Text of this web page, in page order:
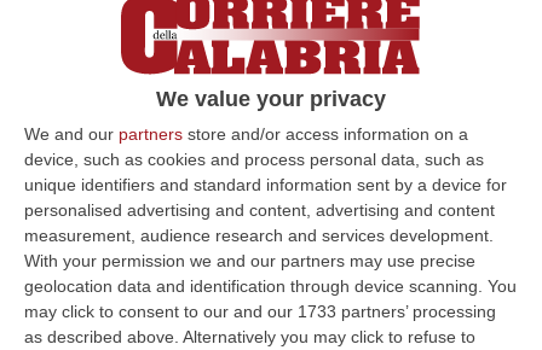
We value your privacy
We and our partners store and/or access information on a
device, such as cookies and process personal data, such as
unique identifiers and standard information sent by a device for
personalised advertising and content, advertising and content
measurement, audience research and services development.
With your permission we and our partners may use precise
geolocation data and identification through device scanning. You
may click to consent to our and our 1733 partners’ processing
as described above. Alternatively you may click to refuse to
Clicca e segui “Corriere della Calabria” su Google News
CATANZAROLa Lega in Calabria è sempre
più “sgovernata” e sempre più senza bussola.
Oltre alle divisioni tra i big, divisioni emerse